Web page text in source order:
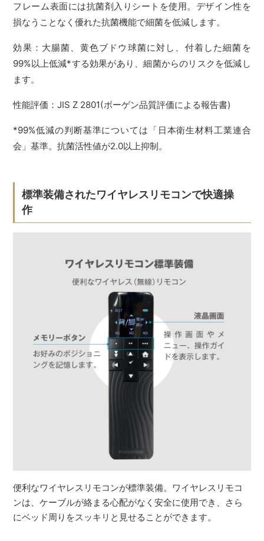
フレーム表面には抗菌剤入りシートを使用。デザイン性を
損なうことなく優れた抗菌機能で細菌を低減します。
効果：大腸菌、黄色ブドウ球菌に対し、付着した細菌を
99%以上低減*する効果があり、細菌からのリスクを低減し
ます。
性能評価：JIS Z 2801(ボーゲン品質評価による報告書)
*99%低減の判断基準については「日本衛生材料工業連合
会」基準。抗菌活性値が2.0以上抑制。
標準装備されたワイヤレスリモコンで快適操
作
便利なワイヤレスリモコンが標準装備。ワイヤレスリモコ
ンは、ケーブルが絡まる心配がなく安全に使用でき、さら
にベッド周りをスッキリと見せることができます。